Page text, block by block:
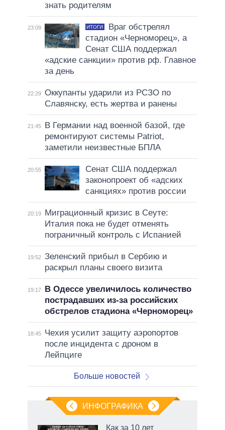
знать родителям
23:09 ИТОГИ
Враг обстрелял
стадион «Черноморец», а
Сенат США поддержал
«адские санкции» против рф. Главное
за день
22:29 Оккупанты ударили из РСЗО по
Славянску, есть жертва и ранены
21:45
В Германии над военной базой, где
ремонтируют системы Patriot,
заметили неизвестные БПЛА
20:55
Сенат США поддержал
законопроект об «адских
санкциях» против россии
20:19
Миграционный кризис в Сеуте:
Италия пока не будет отменять
пограничный контроль с Испанией
19:52 Зеленский прибыл в Сербию и
раскрыл планы своего визита
19:17
В Одессе увеличилось количество
пострадавших из-за российских
обстрелов стадиона «Черноморец»
18:45
Чехия усилит защиту аэропортов
после инцидента с дроном в
Лейпциге
Больше новостей
ИНФОГРАФИКА
Как за 10 лет